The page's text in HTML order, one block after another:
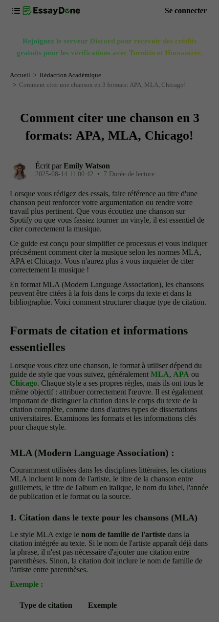
Se connecter
Rejoignez le serveur Discord pour recevoir des crédits
gratuits pour les vérifications avec Turnitin et Humanizer.
Accueil
Rédaction Académique
Comment citer une chanson en 3 formats: APA, MLA, Chicago!
Comment citer une chanson en 3
formats: APA, MLA, Chicago!
Écrit par Emily Watson
2025-08-14 11:00:42 • 7 Durée de lecture
Lorsque vous rédigez des essais, faire référence au titre d'une
chanson peut renforcer votre argumentation ou rendre votre
travail plus pertinent. Que vous écoutiez une chanson sur
Spotify ou que vous fassiez tourner un vinyle, il est essentiel de
citer correctement la musique.
Ce guide est conçu pour simplifier ce processus et vous indiquer
précisément comment citer la musique selon les normes MLA,
APA et Chicago. Vous n'aurez plus à vous inquiéter de citer
correctement la musique !
En format MLA (Modern Language Association), les chansons
peuvent être citées à la fois dans le corps du texte et dans la
bibliographie. Voici comment structurer chaque type de citation.
Formats de citation et informations
essentielles
Lorsque vous citez une chanson, le format à utiliser dépend du
guide de style que vous suivez, généralement MLA, APA ou
Chicago. Chaque style a ses propres règles, mais ils ont tous le
même objectif : attribuer correctement l'œuvre. Il est également
important de distinguer la citation dans le corps du texte de la
citation complète, comme dans d'autres types de dissertations
universitaires. Examinons les formats et les informations clés
pour chaque style.
MLA (Modern Language Association) :
Couramment utilisées dans les disciplines littéraires, les citations
MLA incluent le nom de l'artiste, le titre de la chanson entre
guillemets, le titre de l'album en italique, le nom du label, l'année
de publication et le format ou la source.
1. Citation dans le texte pour les chansons (MLA)
Le style MLA exige le nom de famille de l'artiste dans la
citation intégrée au texte. Si le nom de l'artiste apparaît déjà dans
la phrase, il n'est pas nécessaire d'ajouter une citation entre
parenthèses. Sinon, la citation doit inclure le nom de famille de
l'artiste entre parenthèses.
Exemple :
Type de citation Exemple